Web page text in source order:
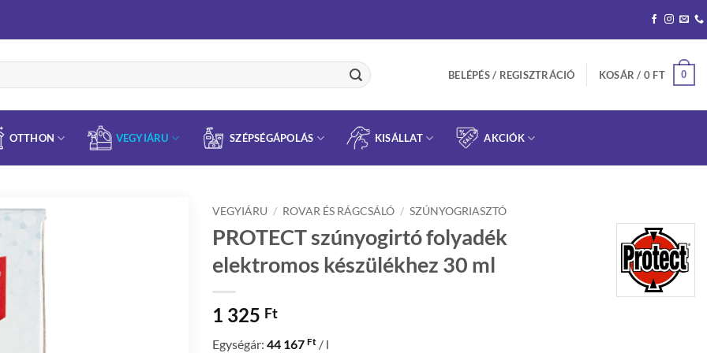
BELÉPÉS / REGISZTRÁCIÓ KOSÁR / 0 FT 0
OTTHON VEGYIÁRU SZÉPSÉGÁPOLÁS KISÁLLAT AKCIÓK
VEGYIÁRU / ROVAR ÉS RÁGCSÁLÓ / SZÚNYOGRIASZTÓ
PROTECT szúnyogirtó folyadék
elektromos készülékhez 30 ml
1 325 Ft
Egységár: 44 167 Ft / l